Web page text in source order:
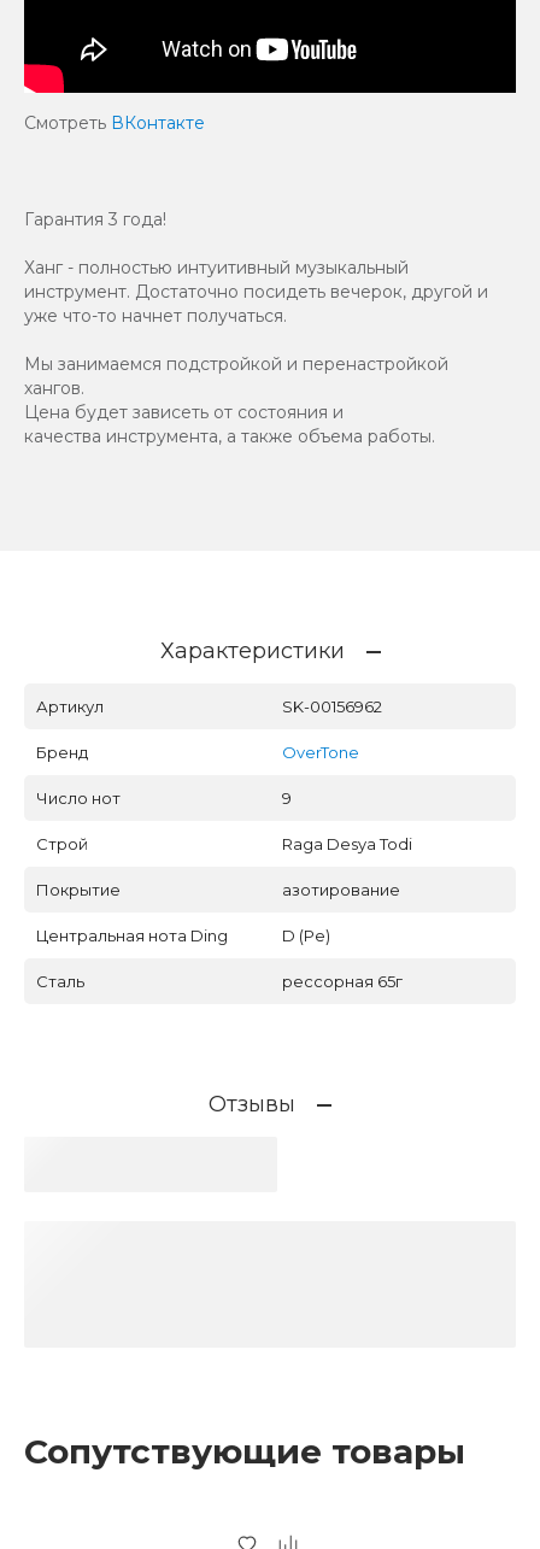
Смотреть ВКонтакте
Гарантия 3 года!
Ханг - полностью интуитивный музыкальный
инструмент. Достаточно посидеть вечерок, другой и
уже что-то начнет получаться.
Мы занимаемся подстройкой и перенастройкой
хангов.
Цена будет зависеть от состояния и
качества инструмента, а также объема работы.
Характеристики
Артикул SK-00156962
Бренд OverTone
Число нот 9
Строй Raga Desya Todi
Покрытие азотирование
Центральная нота Ding D (Ре)
Сталь рессорная 65г
Отзывы
Сопутствующие товары